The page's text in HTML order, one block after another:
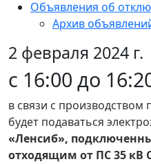
Объявления об
Архив
2 февраля 2024 г.
с 16:00 до
в связи с производством
будет подаваться
«Ленсиб»,
отходящим от ПС 35 кВ